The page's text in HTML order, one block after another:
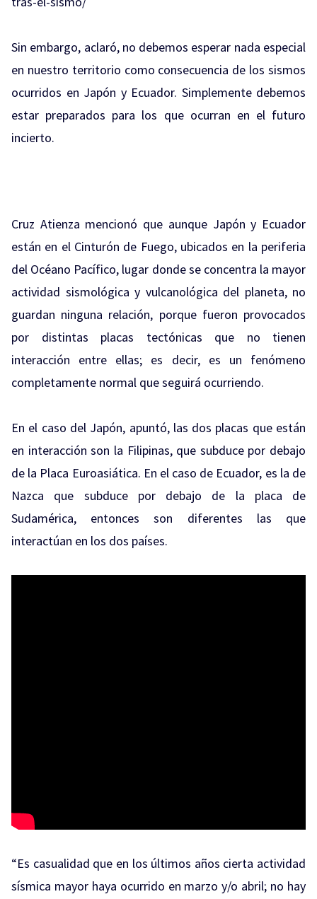
Sin embargo, aclaró, no debemos esperar nada especial
en nuestro territorio como consecuencia de los sismos
ocurridos en Japón y Ecuador. Simplemente debemos
estar preparados para los que ocurran en el futuro
incierto.
Cruz Atienza mencionó que aunque Japón y Ecuador
están en el Cinturón de Fuego, ubicados en la periferia
del Océano Pacífico, lugar donde se concentra la mayor
actividad sismológica y vulcanológica del planeta, no
guardan ninguna relación, porque fueron provocados
por distintas placas tectónicas que no tienen
interacción entre ellas; es decir, es un fenómeno
completamente normal que seguirá ocurriendo.
En el caso del Japón, apuntó, las dos placas que están
en interacción son la Filipinas, que subduce por debajo
de la Placa Euroasiática. En el caso de Ecuador, es la de
Nazca que subduce por debajo de la placa de
Sudamérica, entonces son diferentes las que
interactúan en los dos países.
“Es casualidad que en los últimos años cierta actividad
sísmica mayor haya ocurrido en marzo y/o abril; no hay